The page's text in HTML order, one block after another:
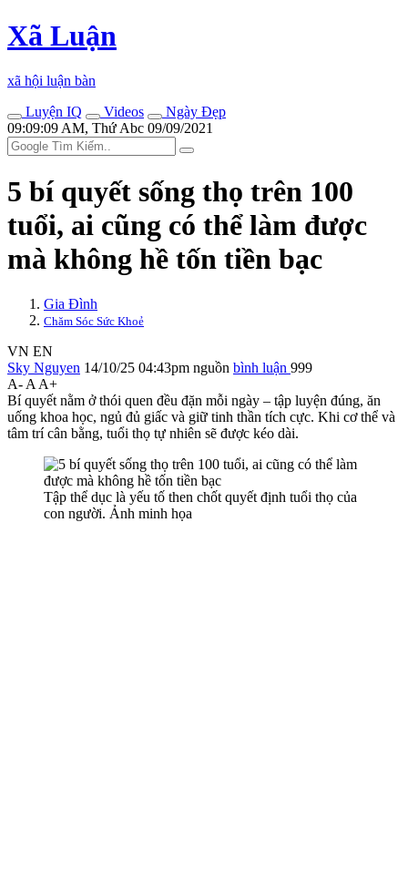
Xã Luận
xã hội luận bàn
Luyện IQ
Videos
Ngày Đẹp
09:09:09 AM, Thứ Abc 09/09/2021
5 bí quyết sống thọ trên 100
tuổi, ai cũng có thể làm được
mà không hề tốn tiền bạc
Gia Đình
Chăm Sóc Sức Khoẻ
VN EN
Sky Nguyen 14/10/25 04:43pm nguồn bình luận 999
A- A A+
Bí quyết nằm ở thói quen đều đặn mỗi ngày – tập luyện đúng, ăn
uống khoa học, ngủ đủ giấc và giữ tinh thần tích cực. Khi c‌ơ th‌ể và
tâm trí cân bằng, tuổi thọ tự nhiên sẽ được kéo dài.
Tập thể dục là yếu tố then chốt quyết định tuổi thọ của
con người. Ảnh minh họa